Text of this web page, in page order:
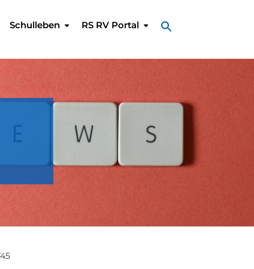
Schulleben RS RV Portal